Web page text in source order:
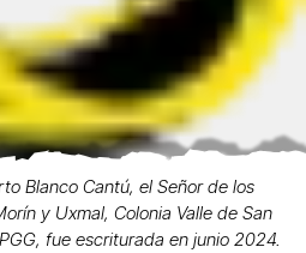
Blanco Cantú, el Señor de los
y Uxmal, Colonia Valle de San
fue escriturada en junio 2024.